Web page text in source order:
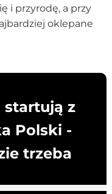
i przyrodę, a przy
oklepane
startują z
Polski -
trzeba